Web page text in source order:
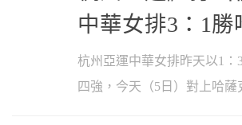
中華女排3：1勝
杭州亞運中華女排昨天以1：
四強，今天（5日）對上哈薩